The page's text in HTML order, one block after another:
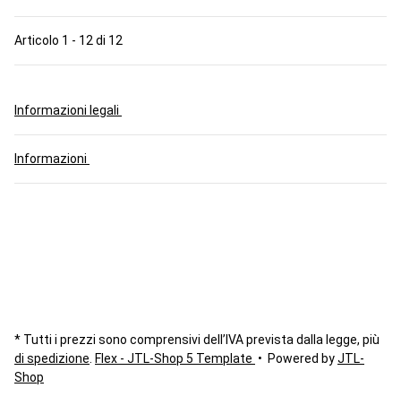
Articolo 1 - 12 di 12
Informazioni legali
Informazioni
* Tutti i prezzi sono comprensivi dell’IVA prevista dalla legge, più
di spedizione Flex - JTL-Shop 5 Template • Powered byJTL-
Shop